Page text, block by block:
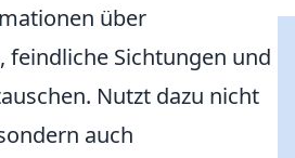
über
feindliche Sichtungen und
Nutzt dazu nicht
auch